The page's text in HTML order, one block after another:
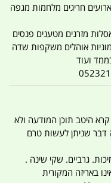
חגים ארועים חריגים מלחמות מגפה
מזרנים מטענים פנסים
אוהלים משקפות שדה
ועוד
קרא היטב תוכן המודעה ולא
דבר שניתן לעשות טרם
גרביים. שקי שינה .
באריזה המקורית